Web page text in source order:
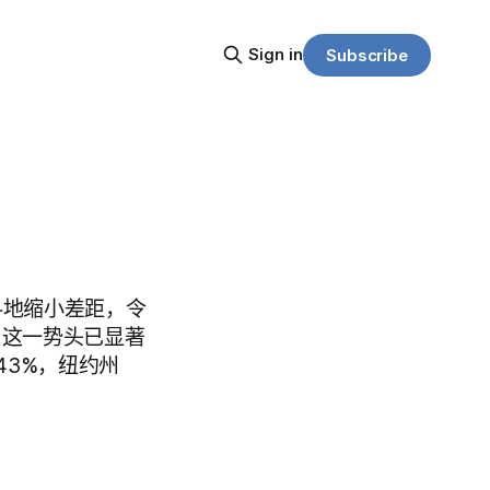
Sign in Subscribe
缩小差距，令
一势头已显著
，纽约州